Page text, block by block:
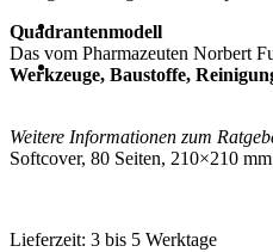
Quadrantenmodell
Das vom Pharmazeuten Norbert
Werkzeuge, Baustoffe,
Weitere Informationen zum
Softcover, 80 Seiten, 210×210 mm
Lieferzeit: 3 bis 5 Werktage